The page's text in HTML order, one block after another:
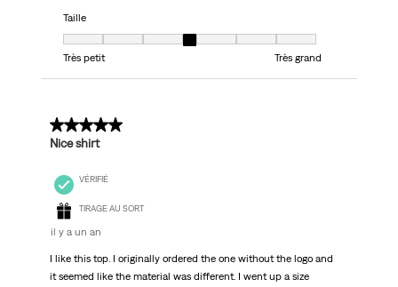
Taille
Taille, 4 sur 7, où 1 est égal à Très petit et 7 est égal à Très grand
Très petit
Très grand
4 sur 5 étoiles.
Nice shirt
VÉRIFIÉ
TIRAGE AU SORT
il y a un an
I like this top. I originally ordered the one without the logo and
it seemed like the material was different. I went up a size